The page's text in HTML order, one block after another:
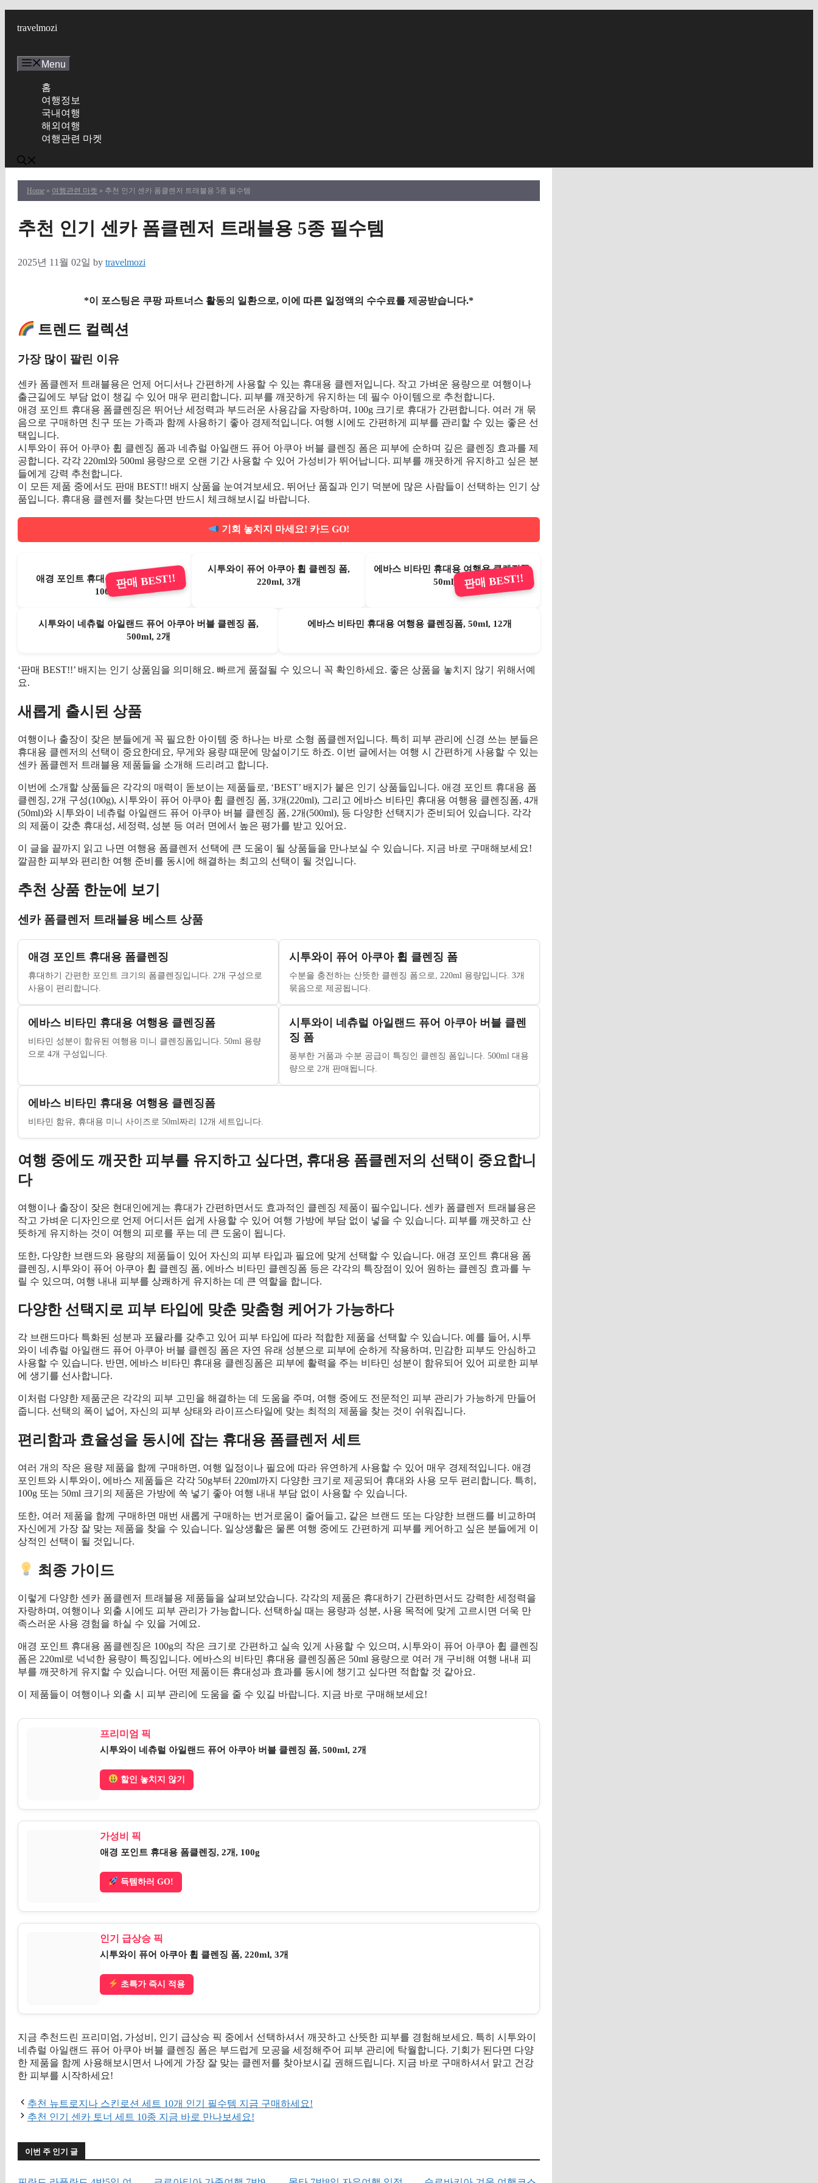
travelmozi
Menu
홈
여행정보
국내여행
해외여행
여행관련 마켓
Home » 여행관련 마켓 » 추천 인기 센카 폼클렌저 트래블용 5종 필수템
추천 인기 센카 폼클렌저 트래블용 5종 필수템
2025년 11월 02일 by travelmozi
*이 포스팅은 쿠팡 파트너스 활동의 일환으로, 이에 따른 일정액의 수수료를 제공받습니다.*
트렌드 컬렉션
가장 많이 팔린 이유
센카 폼클렌저 트래블용은 언제 어디서나 간편하게 사용할 수 있는 휴대용 클렌저입니다. 작고 가벼운 용량으로 여행이나
출근길에도 부담 없이 챙길 수 있어 매우 편리합니다. 피부를 깨끗하게 유지하는 데 필수 아이템으로 추천합니다.
애경 포인트 휴대용 폼클렌징은 뛰어난 세정력과 부드러운 사용감을 자랑하며, 100g 크기로 휴대가 간편합니다. 여러 개 묶
음으로 구매하면 친구 또는 가족과 함께 사용하기 좋아 경제적입니다. 여행 시에도 간편하게 피부를 관리할 수 있는 좋은 선
택입니다.
시투와이 퓨어 아쿠아 휩 클렌징 폼과 네츄럴 아일랜드 퓨어 아쿠아 버블 클렌징 폼은 피부에 순하며 깊은 클렌징 효과를 제
공합니다. 각각 220ml와 500ml 용량으로 오랜 기간 사용할 수 있어 가성비가 뛰어납니다. 피부를 깨끗하게 유지하고 싶은 분
들에게 강력 추천합니다.
이 모든 제품 중에서도 판매 BEST!! 배지 상품을 눈여겨보세요. 뛰어난 품질과 인기 덕분에 많은 사람들이 선택하는 인기 상
품입니다. 휴대용 클렌저를 찾는다면 반드시 체크해보시길 바랍니다.
기회 놓치지 마세요! 카드 GO!
애경 포인트 휴대용 폼클렌징, 2개,
100g
판매 BEST!!
시투와이 퓨어 아쿠아 휩 클렌징 폼,
220ml, 3개
에바스 비타민 휴대용 여행용 클렌징폼,
50ml, 4개판매 BEST!!
시투와이 네츄럴 아일랜드 퓨어 아쿠아 버블 클렌징 폼,
500ml, 2개
에바스 비타민 휴대용 여행용 클렌징폼, 50ml, 12개
‘판매 BEST!!’ 배지는 인기 상품임을 의미해요. 빠르게 품절될 수 있으니 꼭 확인하세요. 좋은 상품을 놓치지 않기 위해서예
요.
새롭게 출시된 상품
여행이나 출장이 잦은 분들에게 꼭 필요한 아이템 중 하나는 바로 소형 폼클렌저입니다. 특히 피부 관리에 신경 쓰는 분들은
휴대용 클렌저의 선택이 중요한데요, 무게와 용량 때문에 망설이기도 하죠. 이번 글에서는 여행 시 간편하게 사용할 수 있는
센카 폼클렌저 트래블용 제품들을 소개해 드리려고 합니다.
이번에 소개할 상품들은 각각의 매력이 돋보이는 제품들로, ‘BEST’ 배지가 붙은 인기 상품들입니다. 애경 포인트 휴대용 폼
클렌징, 2개 구성(100g), 시투와이 퓨어 아쿠아 휩 클렌징 폼, 3개(220ml), 그리고 에바스 비타민 휴대용 여행용 클렌징폼, 4개
(50ml)와 시투와이 네츄럴 아일랜드 퓨어 아쿠아 버블 클렌징 폼, 2개(500ml), 등 다양한 선택지가 준비되어 있습니다. 각각
의 제품이 갖춘 휴대성, 세정력, 성분 등 여러 면에서 높은 평가를 받고 있어요.
이 글을 끝까지 읽고 나면 여행용 폼클렌저 선택에 큰 도움이 될 상품들을 만나보실 수 있습니다. 지금 바로 구매해보세요!
깔끔한 피부와 편리한 여행 준비를 동시에 해결하는 최고의 선택이 될 것입니다.
추천 상품 한눈에 보기
센카 폼클렌저 트래블용 베스트 상품
애경 포인트 휴대용 폼클렌징
휴대하기 간편한 포인트 크기의 폼클렌징입니다. 2개 구성으로
사용이 편리합니다.
시투와이 퓨어 아쿠아 휩 클렌징 폼
수분을 충전하는 산뜻한 클렌징 폼으로, 220ml 용량입니다. 3개
묶음으로 제공됩니다.
에바스 비타민 휴대용 여행용 클렌징폼
비타민 성분이 함유된 여행용 미니 클렌징폼입니다. 50ml 용량
으로 4개 구성입니다.
시투와이 네츄럴 아일랜드 퓨어 아쿠아 버블 클렌
징 폼
풍부한 거품과 수분 공급이 특징인 클렌징 폼입니다. 500ml 대용
량으로 2개 판매됩니다.
에바스 비타민 휴대용 여행용 클렌징폼
비타민 함유, 휴대용 미니 사이즈로 50ml짜리 12개 세트입니다.
여행 중에도 깨끗한 피부를 유지하고 싶다면, 휴대용 폼클렌저의 선택이 중요합니
다
여행이나 출장이 잦은 현대인에게는 휴대가 간편하면서도 효과적인 클렌징 제품이 필수입니다. 센카 폼클렌저 트래블용은
작고 가벼운 디자인으로 언제 어디서든 쉽게 사용할 수 있어 여행 가방에 부담 없이 넣을 수 있습니다. 피부를 깨끗하고 산
뜻하게 유지하는 것이 여행의 피로를 푸는 데 큰 도움이 됩니다.
또한, 다양한 브랜드와 용량의 제품들이 있어 자신의 피부 타입과 필요에 맞게 선택할 수 있습니다. 애경 포인트 휴대용 폼
클렌징, 시투와이 퓨어 아쿠아 휩 클렌징 폼, 에바스 비타민 클렌징폼 등은 각각의 특장점이 있어 원하는 클렌징 효과를 누
릴 수 있으며, 여행 내내 피부를 상쾌하게 유지하는 데 큰 역할을 합니다.
다양한 선택지로 피부 타입에 맞춘 맞춤형 케어가 가능하다
각 브랜드마다 특화된 성분과 포뮬라를 갖추고 있어 피부 타입에 따라 적합한 제품을 선택할 수 있습니다. 예를 들어, 시투
와이 네츄럴 아일랜드 퓨어 아쿠아 버블 클렌징 폼은 자연 유래 성분으로 피부에 순하게 작용하며, 민감한 피부도 안심하고
사용할 수 있습니다. 반면, 에바스 비타민 휴대용 클렌징폼은 피부에 활력을 주는 비타민 성분이 함유되어 있어 피로한 피부
에 생기를 선사합니다.
이처럼 다양한 제품군은 각각의 피부 고민을 해결하는 데 도움을 주며, 여행 중에도 전문적인 피부 관리가 가능하게 만들어
줍니다. 선택의 폭이 넓어, 자신의 피부 상태와 라이프스타일에 맞는 최적의 제품을 찾는 것이 쉬워집니다.
편리함과 효율성을 동시에 잡는 휴대용 폼클렌저 세트
여러 개의 작은 용량 제품을 함께 구매하면, 여행 일정이나 필요에 따라 유연하게 사용할 수 있어 매우 경제적입니다. 애경
포인트와 시투와이, 에바스 제품들은 각각 50g부터 220ml까지 다양한 크기로 제공되어 휴대와 사용 모두 편리합니다. 특히,
100g 또는 50ml 크기의 제품은 가방에 쏙 넣기 좋아 여행 내내 부담 없이 사용할 수 있습니다.
또한, 여러 제품을 함께 구매하면 매번 새롭게 구매하는 번거로움이 줄어들고, 같은 브랜드 또는 다양한 브랜드를 비교하며
자신에게 가장 잘 맞는 제품을 찾을 수 있습니다. 일상생활은 물론 여행 중에도 간편하게 피부를 케어하고 싶은 분들에게 이
상적인 선택이 될 것입니다.
최종 가이드
이렇게 다양한 센카 폼클렌저 트래블용 제품들을 살펴보았습니다. 각각의 제품은 휴대하기 간편하면서도 강력한 세정력을
자랑하며, 여행이나 외출 시에도 피부 관리가 가능합니다. 선택하실 때는 용량과 성분, 사용 목적에 맞게 고르시면 더욱 만
족스러운 사용 경험을 하실 수 있을 거예요.
애경 포인트 휴대용 폼클렌징은 100g의 작은 크기로 간편하고 실속 있게 사용할 수 있으며, 시투와이 퓨어 아쿠아 휩 클렌징
폼은 220ml로 넉넉한 용량이 특징입니다. 에바스의 비타민 휴대용 클렌징폼은 50ml 용량으로 여러 개 구비해 여행 내내 피
부를 깨끗하게 유지할 수 있습니다. 어떤 제품이든 휴대성과 효과를 동시에 챙기고 싶다면 적합할 것 같아요.
이 제품들이 여행이나 외출 시 피부 관리에 도움을 줄 수 있길 바랍니다. 지금 바로 구매해보세요!
프리미엄 픽
시투와이 네츄럴 아일랜드 퓨어 아쿠아 버블 클렌징 폼, 500ml, 2개
할인 놓치지 않기
가성비 픽
애경 포인트 휴대용 폼클렌징, 2개, 100g
득템하러 GO!
인기 급상승 픽
시투와이 퓨어 아쿠아 휩 클렌징 폼, 220ml, 3개
초특가 즉시 적용
지금 추천드린 프리미엄, 가성비, 인기 급상승 픽 중에서 선택하셔서 깨끗하고 산뜻한 피부를 경험해보세요. 특히 시투와이
네츄럴 아일랜드 퓨어 아쿠아 버블 클렌징 폼은 부드럽게 모공을 세정해주어 피부 관리에 탁월합니다. 기회가 된다면 다양
한 제품을 함께 사용해보시면서 나에게 가장 잘 맞는 클렌저를 찾아보시길 권해드립니다. 지금 바로 구매하셔서 맑고 건강
한 피부를 시작하세요!
추천 뉴트로지나 스킨로션 세트 10개 인기 필수템 지금 구매하세요!
추천 인기 센카 토너 세트 10종 지금 바로 만나보세요!
이번 주 인기 글